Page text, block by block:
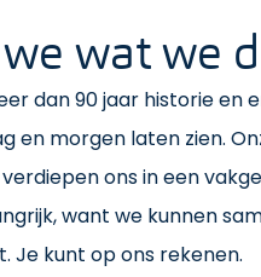
wat we
dan 90 jaar historie
en morgen laten zien.
ons in een
want we kunnen
Je kunt op ons rekenen.